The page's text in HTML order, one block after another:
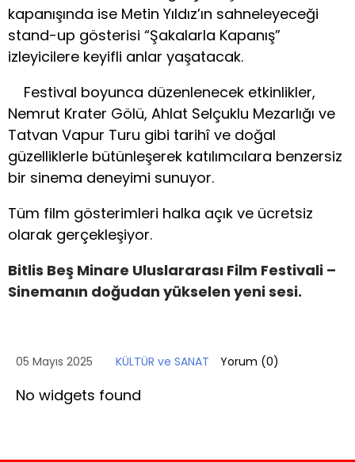
kapanışında ise Metin Yıldız’ın sahneleyeceği
stand-up gösterisi “Şakalarla Kapanış”
izleyicilere keyifli anlar yaşatacak.
Festival boyunca düzenlenecek etkinlikler,
Nemrut Krater Gölü, Ahlat Selçuklu Mezarlığı ve
Tatvan Vapur Turu gibi tarihî ve doğal
güzelliklerle bütünleşerek katılımcılara benzersiz
bir sinema deneyimi sunuyor.
Tüm film gösterimleri halka açık ve ücretsiz
olarak gerçekleşiyor.
Bitlis Beş Minare Uluslararası Film Festivali –
Sinemanın doğudan yükselen yeni sesi.
05 Mayıs 2025 KÜLTÜR ve SANAT Yorum (0)
No widgets found